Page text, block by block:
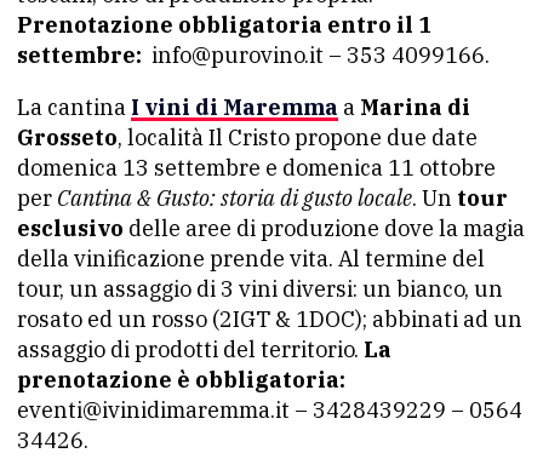
Prenotazione obbligatoria entro il 1
settembre: info@purovino.it – 353 4099166.
La cantina I vini di Maremma a Marina di
Grosseto, località Il Cristo propone due date
domenica 13 settembre e domenica 11 ottobre
per Cantina & Gusto: storia di gusto locale. Un tour
esclusivo delle aree di produzione dove la magia
della vinificazione prende vita. Al termine del
tour, un assaggio di 3 vini diversi: un bianco, un
rosato ed un rosso (2IGT & 1DOC); abbinati ad un
assaggio di prodotti del territorio. La
prenotazione è obbligatoria:
eventi@ivinidimaremma.it – 3428439229 – 0564
34426.